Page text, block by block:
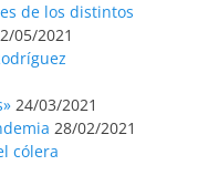
de los distintos
05/2021
24/03/2021
28/02/2021
cólera